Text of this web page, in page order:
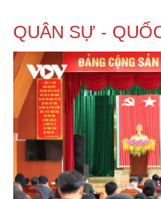
Doanh nghiệp
Thông tin doanh nghiệp
Doanh nghiệp 24h
Doanh nhân
Vì cộng đồng
QUÂN SỰ -